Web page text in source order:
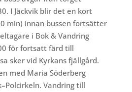
I Jäckvik blir det en kort
min) innan bussen fortsätter
i Bok & Vandring
för fortsatt färd till
sker vid Kyrkans fjällgård.
med Maria Söderberg
Vandring till